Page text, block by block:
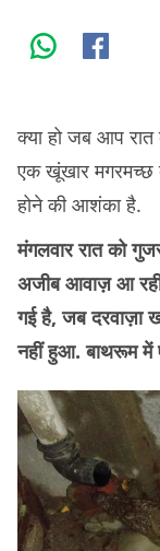
क्या हो जब आप
एक खूंखार मगरमच्छ
होने की आशंका है.
मंगलवार रात को
अजीब आवाज़ आ रही
गई है, जब दरवाज़ा
नहीं हुआ. बाथरूम में